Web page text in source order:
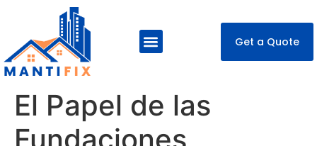
Get a Quote
El Papel de las